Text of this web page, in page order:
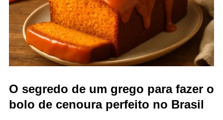
O segredo de um grego para fazer o
bolo de cenoura perfeito no Brasil